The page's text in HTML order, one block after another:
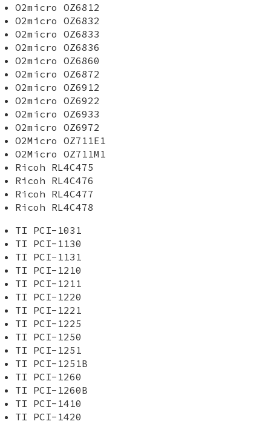
O2micro OZ6812
O2micro OZ6832
O2micro OZ6833
O2micro OZ6836
O2micro OZ6860
O2micro OZ6872
O2micro OZ6912
O2micro OZ6922
O2micro OZ6933
O2micro OZ6972
O2Micro OZ711E1
O2Micro OZ711M1
Ricoh RL4C475
Ricoh RL4C476
Ricoh RL4C477
Ricoh RL4C478
TI PCI-1031
TI PCI-1130
TI PCI-1131
TI PCI-1210
TI PCI-1211
TI PCI-1220
TI PCI-1221
TI PCI-1225
TI PCI-1250
TI PCI-1251
TI PCI-1251B
TI PCI-1260
TI PCI-1260B
TI PCI-1410
TI PCI-1420